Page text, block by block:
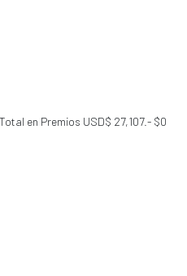
en Premios USD$ 27,107.- $0